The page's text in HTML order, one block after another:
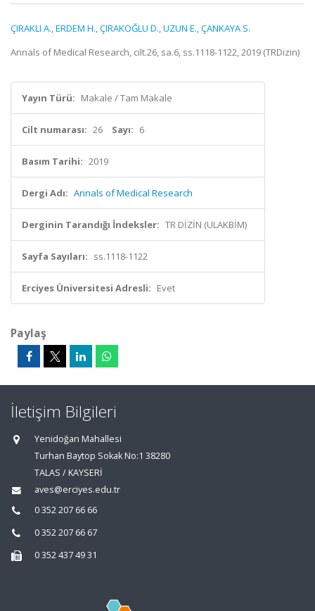
ÇIRAKLI A.,ERDEM H.,ÇIRAKOĞLU D.,UZUN E.,ÇANKAYA S.
Annals of Medical Research, cilt.26, sa.6, ss.1118-1122, 2019 (TRDizin)
Yayın Türü: Makale / Tam Makale
Cilt numarası: 26 Sayı: 6
Basım Tarihi: 2019
Dergi Adı: Annals of Medical Research
Derginin Tarandığı İndeksler: TR DİZİN (ULAKBİM)
Sayfa Sayıları: ss.1118-1122
Erciyes Üniversitesi Adresli: Evet
Paylaş
İletişim Bilgileri
Yenidoğan Mahallesi
Turhan Baytop Sokak No:1 38280
TALAS / KAYSERİ
aves@erciyes.edu.tr
0 352 207 66 66
0 352 207 66 67
0 352 437 49 31